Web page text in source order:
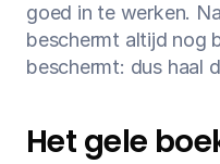
goed in te werken.
beschermt altijd nog
beschermt: dus haal
Het gele